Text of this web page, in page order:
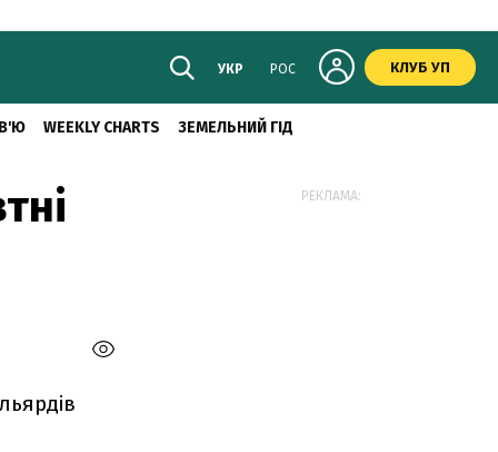
УКР РОС КЛУБ УП
WEEKLY CHARTS ЗЕМЕЛЬНИЙ ГІД
РЕКЛАМА: